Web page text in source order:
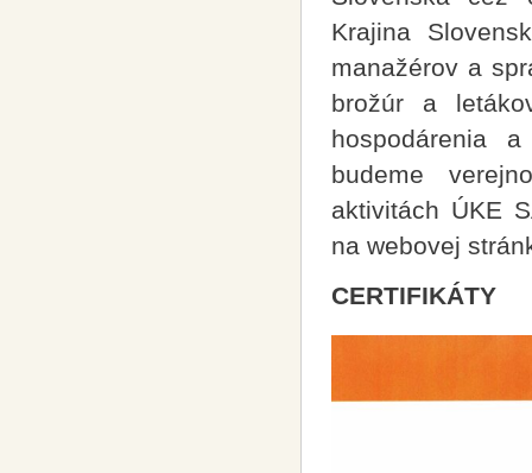
Krajina
manažérov a
brožúr a
hospodárenia
budeme
aktivitách ÚKE
na webovej
CERTIFIKÁTY